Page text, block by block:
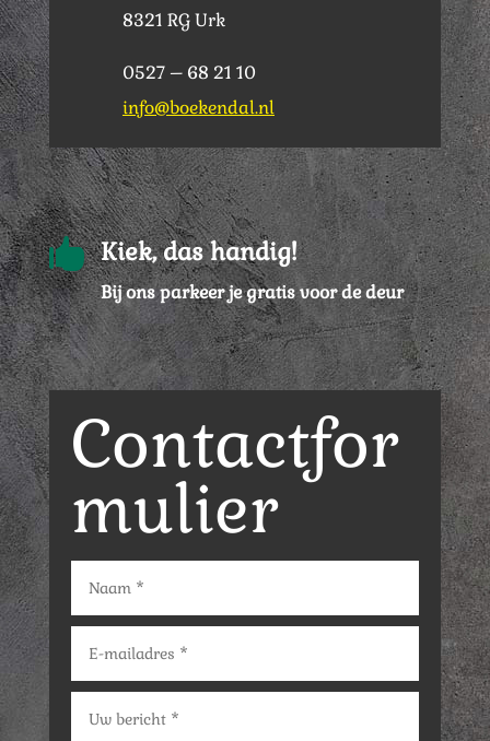
8321 RG Urk
0527 – 68 21 10
info@boekendal.nl
 Kiek, das handig!
Bij ons parkeer je gratis voor de deur
Contactfor
mulier